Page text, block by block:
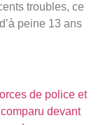
troubles, ce
peine 13 ans